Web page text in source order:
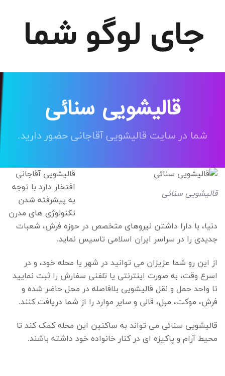
قالیشویی سنائی
شما در سایت قالیشویی آقاجانی حضور دارید.
قالیشویی سنائی
قالیشویی آقاجانی
افتخار دارد با توجه
به پیشرفته شدن
تکنولوژی های مدرن
دنیا، با دارا داشتن نیروهای متخصص در حوزه فرش، شعبات
جدیدی را در سراسر ایران اسلامی تاسیس نماید.
از این رو شما عزیزان می توانید در شهر یا محله خود، و در
اسرع وقت، به صورت اینترنتی یا تلفنی سفارش را ثبت نمایید
تا واحد حمل و نقل قالیشویی بلافاصله در محل حاضر شده و
فرش، موکت، مبل، قالی و سایر موارد را از شما دریافت کنند.
قالیشویی سنائی می تواند به ساکنین این محله کمک کند تا
محیط آرام و پاکیزه ای در کنار خانواده خود داشته باشند.